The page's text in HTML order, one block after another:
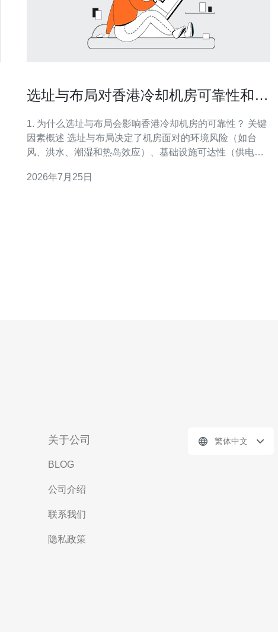
选址与布局对香港冷却机房可靠性和扩
1. 为什么选址与布局会影响香港冷却机房的可靠性？ 关键
因素概述 选址与布局决定了机房面对的环境风险（如台
风、洪水、潮湿和热岛效应）、基础设施可达性（供电、
障率。 具体影响点 地势低洼增加洪水风险；靠近海岸需考
2026年7月25日
关于公司
BLOG
公司介绍
联系我们
隐私政策
繁体中文